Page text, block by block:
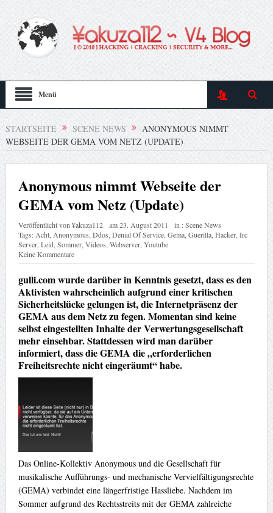
Menü
STARTSEITE SCENE NEWS
ANONYMOUS NIMMT
WEBSEITE DER GEMA VOM NETZ (UPDATE)
Anonymous nimmt Webseite der
GEMA vom Netz (Update)
Veröffentlicht von¥akuza112 am23. August 2011 in :Scene News
Tags: Acht, Anonymous Ddos Denial Of Service, Gema, Guerilla, Hacker, Irc
Server, Leid, Sommer, Videos Webserver, Youtube
Keine Kommentare
gulli.com wurde darüber in Kenntnis gesetzt, dass es den
Aktivisten wahrscheinlich aufgrund einer kritischen
Sicherheitslücke gelungen ist, die Internetpräsenz der
GEMA aus dem Netz zu fegen. Momentan sind keine
selbst eingestellten Inhalte der Verwertungsgesellschaft
mehr einsehbar. Stattdessen wird man darüber
informiert, dass die GEMA die „erforderlichen
Freiheitsrechte nicht eingeräumt“ habe.
Das Online-Kollektiv Anonymous und die Gesellschaft für
musikalische Aufführungs- und mechanische Vervielfältigungsrechte
(GEMA) verbindet eine längerfristige Hassliebe. Nachdem im
Sommer aufgrund des Rechtsstreits mit der GEMA zahlreiche